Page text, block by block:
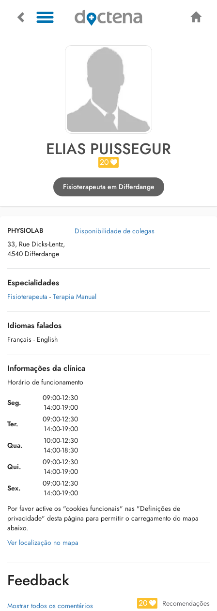
ELIAS PUISSEGUR
20
Fisioterapeuta em Differdange
PHYSIOLAB
33, Rue Dicks-Lentz,
4540 Differdange
Disponibilidade de colegas
Especialidades
Fisioterapeuta - Terapia Manual
Idiomas falados
Français - English
Informações da clínica
Horário de funcionamento
Seg.
09:00-12:30
14:00-19:00
Ter.
09:00-12:30
14:00-19:00
Qua.
10:00-12:30
14:00-18:30
Qui.
09:00-12:30
14:00-19:00
Sex.
09:00-12:30
14:00-19:00
Por favor active os "cookies funcionais" nas "Definições de
privacidade" desta página para permitir o carregamento do mapa
abaixo.
Ver localização no mapa
Feedback
Mostrar todos os comentários 20 Recomendações